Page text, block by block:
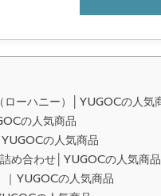
ローハニー）│YUGOCの人気
の人気商品
の人気商品
め合わせ│YUGOCの人気商品
｜YUGOCの人気商品